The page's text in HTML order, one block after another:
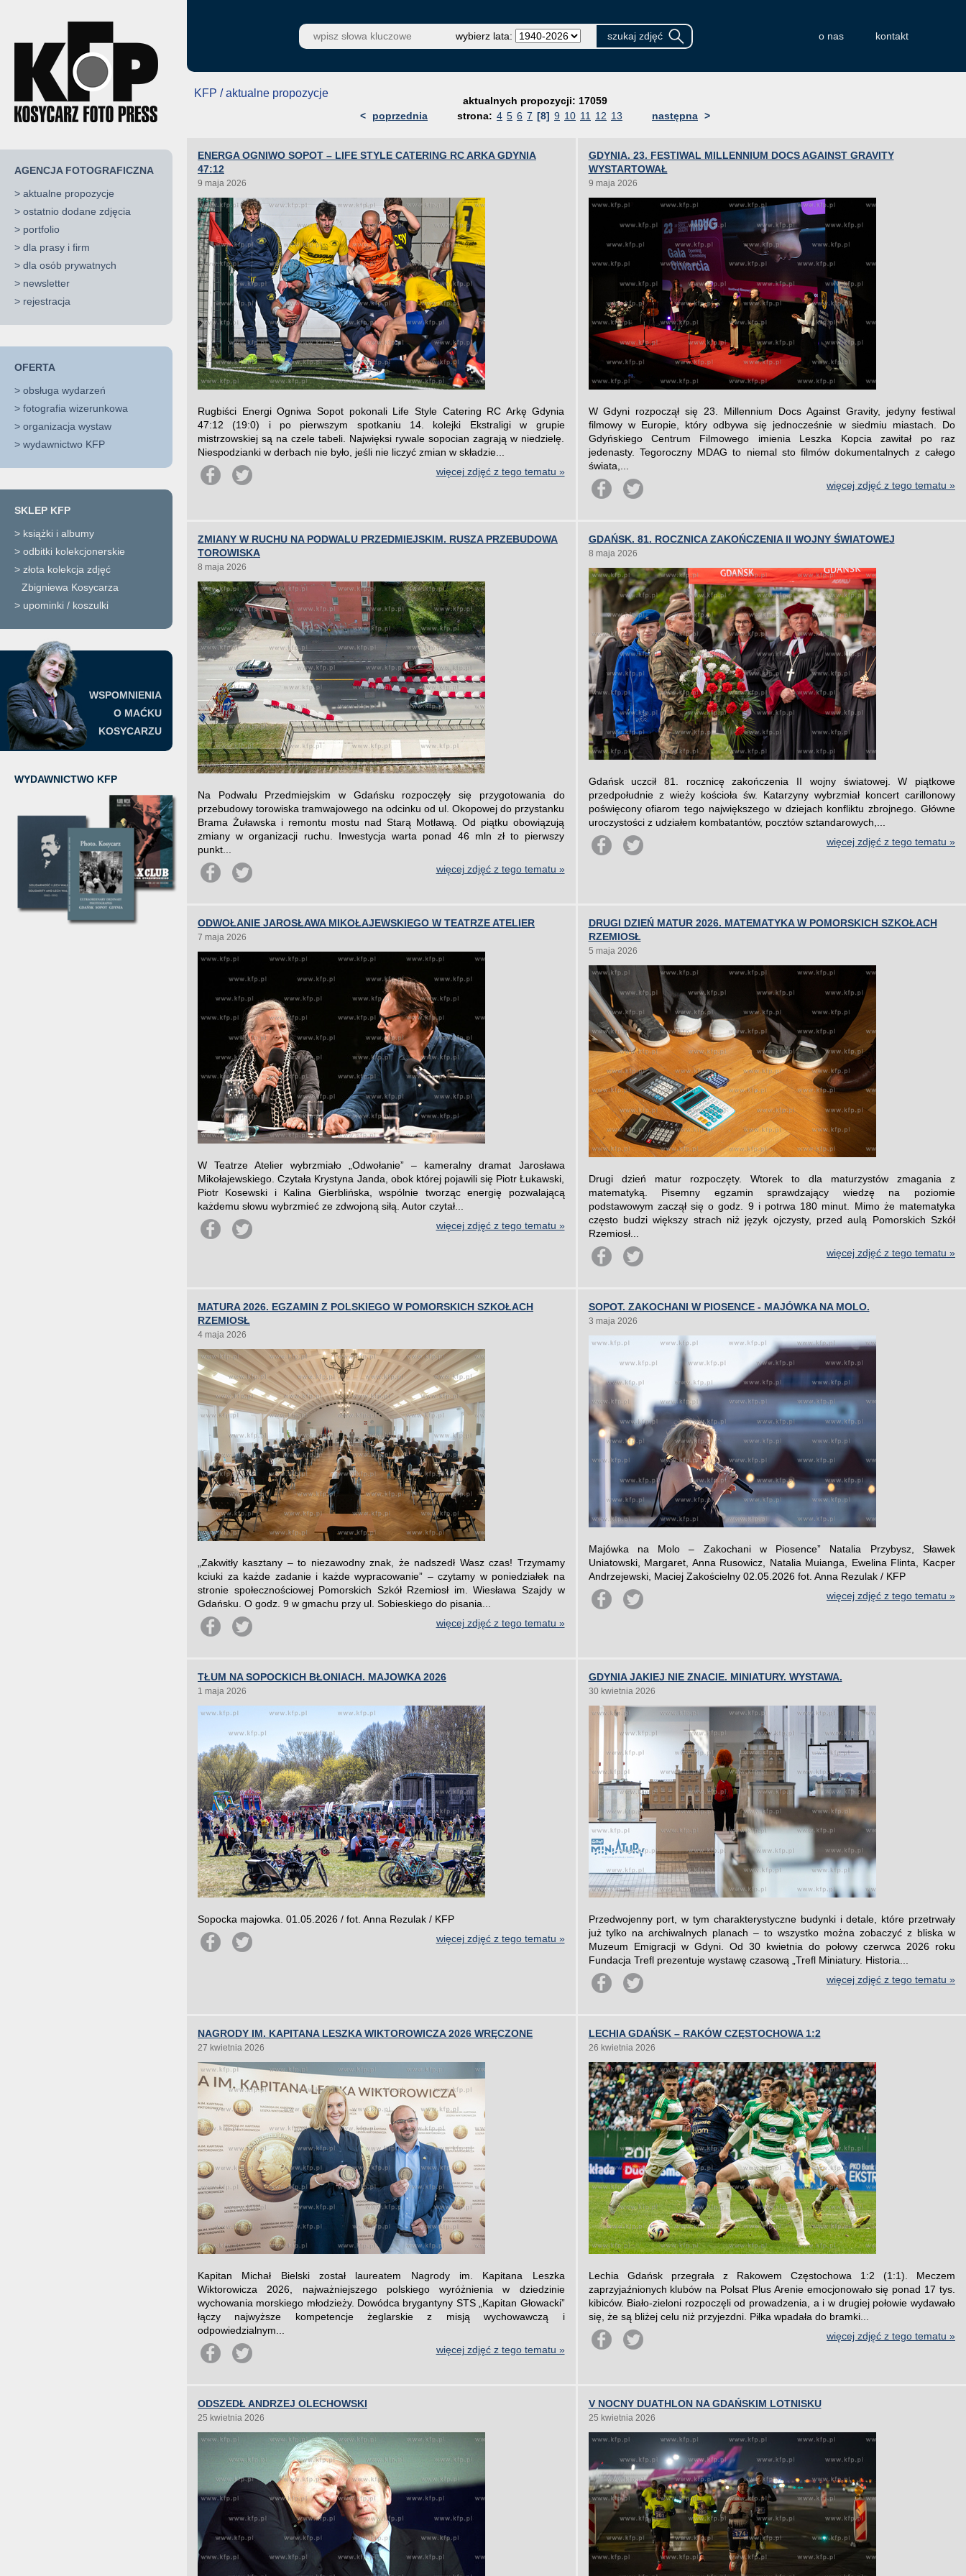
AGENCJA FOTOGRAFICZNA
> aktualne propozycje
> ostatnio dodane zdjęcia
> portfolio
> dla prasy i firm
> dla osób prywatnych
> newsletter
> rejestracja
OFERTA
> obsługa wydarzeń
> fotografia wizerunkowa
> organizacja wystaw
> wydawnictwo KFP
SKLEP KFP
> książki i albumy
> odbitki kolekcjonerskie
> złota kolekcja zdjęć
Zbigniewa Kosycarza
> upominki / koszulki
WSPOMNIENIA
O MAĆKU
KOSYCARZU
WYDAWNICTWO KFP
wybierz lata: o nas kontakt
KFP / aktualne propozycje
aktualnych propozycji: 17059
<
poprzednia strona: 4 5 6 7 [8] 9 10 11 12 13 następna >
ENERGA OGNIWO SOPOT – LIFE STYLE CATERING RC ARKA GDYNIA
47:12
9 maja 2026
Rugbiści Energi Ogniwa Sopot pokonali Life Style Catering RC Arkę Gdynia
47:12 (19:0) i po pierwszym spotkaniu 14. kolejki Ekstraligi w grupie
mistrzowskiej są na czele tabeli. Najwięksi rywale sopocian zagrają w niedzielę.
Niespodzianki w derbach nie było, jeśli nie liczyć zmian w składzie...
więcej zdjęć z tego tematu »
GDYNIA. 23. FESTIWAL MILLENNIUM DOCS AGAINST GRAVITY
WYSTARTOWAŁ
9 maja 2026
W Gdyni rozpoczął się 23. Millennium Docs Against Gravity, jedyny festiwal
filmowy w Europie, który odbywa się jednocześnie w siedmiu miastach. Do
Gdyńskiego Centrum Filmowego imienia Leszka Kopcia zawitał po raz
jedenasty. Tegoroczny MDAG to niemal sto filmów dokumentalnych z całego
świata,...
więcej zdjęć z tego tematu »
ZMIANY W RUCHU NA PODWALU PRZEDMIEJSKIM. RUSZA PRZEBUDOWA
TOROWISKA
8 maja 2026
Na Podwalu Przedmiejskim w Gdańsku rozpoczęły się przygotowania do
przebudowy torowiska tramwajowego na odcinku od ul. Okopowej do przystanku
Brama Żuławska i remontu mostu nad Starą Motławą. Od piątku obowiązują
zmiany w organizacji ruchu. Inwestycja warta ponad 46 mln zł to pierwszy
punkt...
więcej zdjęć z tego tematu »
GDAŃSK. 81. ROCZNICA ZAKOŃCZENIA II WOJNY ŚWIATOWEJ
8 maja 2026
Gdańsk uczcił 81. rocznicę zakończenia II wojny światowej. W piątkowe
przedpołudnie z wieży kościoła św. Katarzyny wybrzmiał koncert carillonowy
poświęcony ofiarom tego największego w dziejach konfliktu zbrojnego. Główne
uroczystości z udziałem kombatantów, pocztów sztandarowych,...
więcej zdjęć z tego tematu »
ODWOŁANIE JAROSŁAWA MIKOŁAJEWSKIEGO W TEATRZE ATELIER
7 maja 2026
W Teatrze Atelier wybrzmiało „Odwołanie” – kameralny dramat Jarosława
Mikołajewskiego. Czytała Krystyna Janda, obok której pojawili się Piotr Łukawski,
Piotr Kosewski i Kalina Gierblińska, wspólnie tworząc energię pozwalającą
każdemu słowu wybrzmieć ze zdwojoną siłą. Autor czytał...
więcej zdjęć z tego tematu »
DRUGI DZIEŃ MATUR 2026. MATEMATYKA W POMORSKICH SZKOŁACH
RZEMIOSŁ
5 maja 2026
Drugi dzień matur rozpoczęty. Wtorek to dla maturzystów zmagania z
matematyką. Pisemny egzamin sprawdzający wiedzę na poziomie
podstawowym zaczął się o godz. 9 i potrwa 180 minut. Mimo że matematyka
często budzi większy strach niż język ojczysty, przed aulą Pomorskich Szkół
Rzemiosł...
więcej zdjęć z tego tematu »
MATURA 2026. EGZAMIN Z POLSKIEGO W POMORSKICH SZKOŁACH
RZEMIOSŁ
4 maja 2026
„Zakwitły kasztany – to niezawodny znak, że nadszedł Wasz czas! Trzymamy
kciuki za każde zadanie i każde wypracowanie” – czytamy w poniedziałek na
stronie społecznościowej Pomorskich Szkół Rzemiosł im. Wiesława Szajdy w
Gdańsku. O godz. 9 w gmachu przy ul. Sobieskiego do pisania...
więcej zdjęć z tego tematu »
SOPOT. ZAKOCHANI W PIOSENCE - MAJÓWKA NA MOLO.
3 maja 2026
Majówka na Molo – Zakochani w Piosence” Natalia Przybysz, Sławek
Uniatowski, Margaret, Anna Rusowicz, Natalia Muianga, Ewelina Flinta, Kacper
Andrzejewski, Maciej Zakościelny 02.05.2026 fot. Anna Rezulak / KFP
więcej zdjęć z tego tematu »
TŁUM NA SOPOCKICH BŁONIACH. MAJOWKA 2026
1 maja 2026
Sopocka majowka. 01.05.2026 / fot. Anna Rezulak / KFP
więcej zdjęć z tego tematu »
GDYNIA JAKIEJ NIE ZNACIE. MINIATURY. WYSTAWA.
30 kwietnia 2026
Przedwojenny port, w tym charakterystyczne budynki i detale, które przetrwały
już tylko na archiwalnych planach – to wszystko można zobaczyć z bliska w
Muzeum Emigracji w Gdyni. Od 30 kwietnia do połowy czerwca 2026 roku
Fundacja Trefl prezentuje wystawę czasową „Trefl Miniatury. Historia...
więcej zdjęć z tego tematu »
NAGRODY IM. KAPITANA LESZKA WIKTOROWICZA 2026 WRĘCZONE
27 kwietnia 2026
Kapitan Michał Bielski został laureatem Nagrody im. Kapitana Leszka
Wiktorowicza 2026, najważniejszego polskiego wyróżnienia w dziedzinie
wychowania morskiego młodzieży. Dowódca brygantyny STS „Kapitan Głowacki”
łączy najwyższe kompetencje żeglarskie z misją wychowawczą i
odpowiedzialnym...
więcej zdjęć z tego tematu »
LECHIA GDAŃSK – RAKÓW CZĘSTOCHOWA 1:2
26 kwietnia 2026
Lechia Gdańsk przegrała z Rakowem Częstochowa 1:2 (1:1). Meczem
zaprzyjaźnionych klubów na Polsat Plus Arenie emocjonowało się ponad 17 tys.
kibiców. Biało-zieloni rozpoczęli od prowadzenia, a i w drugiej połowie wydawało
się, że są bliżej celu niż przyjezdni. Piłka wpadała do bramki...
więcej zdjęć z tego tematu »
ODSZEDŁ ANDRZEJ OLECHOWSKI
25 kwietnia 2026
V NOCNY DUATHLON NA GDAŃSKIM LOTNISKU
25 kwietnia 2026